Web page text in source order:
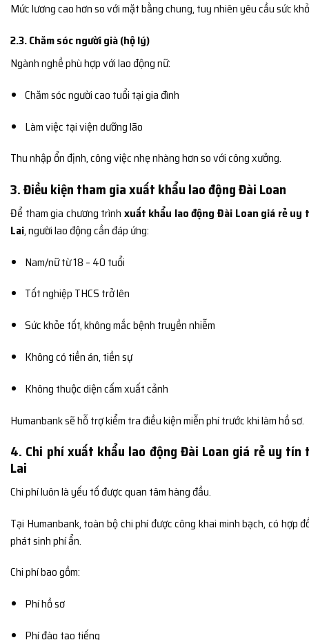
Mức lương cao hơn so với mặt bằng chung, tuy nhiên yêu cầu sức
2.3. Chăm sóc người già (hộ lý)
Ngành nghề phù hợp với lao động nữ:
Chăm sóc người cao tuổi tại gia đình
Làm việc tại viện dưỡng lão
Thu nhập ổn định, công việc nhẹ nhàng hơn so với công xưởng.
3. Điều kiện tham gia xuất khẩu lao động Đài Loan
Để tham gia chương trình xuất khẩu lao động Đài Loan giá rẻ uy
Lai, người lao động cần đáp ứng:
Nam/nữ từ 18 – 40 tuổi
Tốt nghiệp THCS trở lên
Sức khỏe tốt, không mắc bệnh truyền nhiễm
Không có tiền án, tiền sự
Không thuộc diện cấm xuất cảnh
Humanbank sẽ hỗ trợ kiểm tra điều kiện miễn phí trước khi làm hồ sơ.
4. Chi phí xuất khẩu lao động Đài Loan giá rẻ uy tín
Lai
Chi phí luôn là yếu tố được quan tâm hàng đầu.
Tại Humanbank, toàn bộ chi phí được công khai minh bạch, có hợp
phát sinh phí ẩn.
Chi phí bao gồm:
Phí hồ sơ
Phí đào tạo tiếng